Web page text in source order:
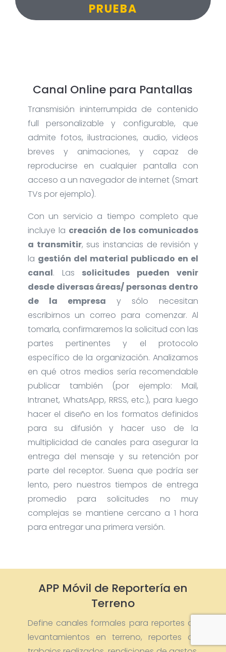
PRUEBA
Canal Online para Pantallas
Transmisión ininterrumpida de contenido
full personalizable y configurable, que
admite fotos, ilustraciones, audio, videos
breves y animaciones, y capaz de
reproducirse en cualquier pantalla con
acceso a un navegador de internet (Smart
TVs por ejemplo).
Con un servicio a tiempo completo que
incluye la creación de los comunicados
a transmitir, sus instancias de revisión y
la gestión del material publicado en el
canal. Las solicitudes pueden venir
desde diversas áreas/ personas dentro
de la empresa y sólo necesitan
escribirnos un correo para comenzar. Al
tomarla, confirmaremos la solicitud con las
partes pertinentes y el protocolo
específico de la organización. Analizamos
en qué otros medios sería recomendable
publicar también (por ejemplo: Mail,
Intranet, WhatsApp, RRSS, etc.), para luego
hacer el diseño en los formatos definidos
para su difusión y hacer uso de la
multiplicidad de canales para asegurar la
entrega del mensaje y su retención por
parte del receptor. Suena que podría ser
lento, pero nuestros tiempos de entrega
promedio para solicitudes no muy
complejas se mantiene cercano a 1 hora
para entregar una primera versión.
APP Móvil de Reportería en
Terreno
Define canales formales para reportes de
levantamientos en terreno, reportes de